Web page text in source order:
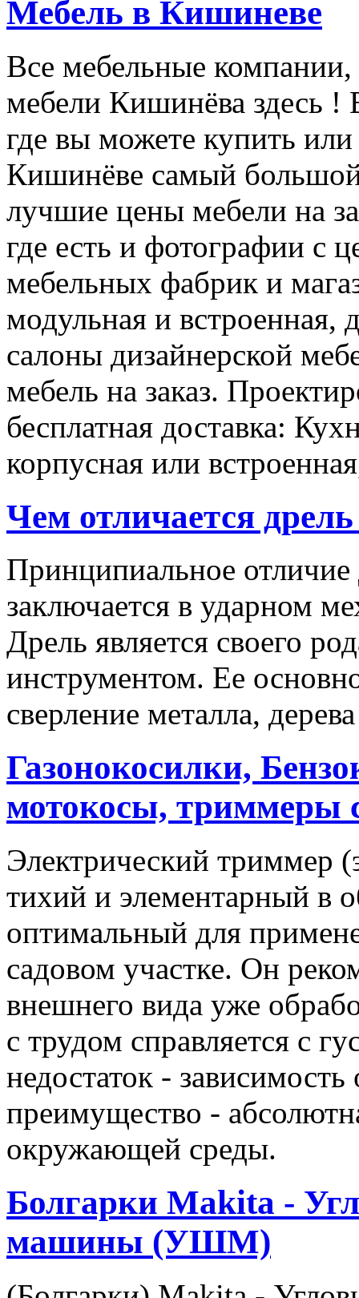
Мебель в Кишиневе
Все мебельные
мебели Кишинёва здесь
где вы можете купить или
Кишинёве самый
лучшие цены мебели на
где есть и фотографии с
мебельных фабрик и
модульная и
салоны дизайнерской
мебель на заказ.
бесплатная доставка:
корпусная или
Чем отличается
Принципиальное отличие
заключается в ударном
Дрель является своего
инструментом. Ее
сверление металла,
Газонокосилки,
мотокосы, триммеры
Электрический триммер
тихий и элементарный в
оптимальный для
садовом участке. Он
внешнего вида уже
с трудом справляется с
недостаток -
преимущество -
окружающей среды.
Болгарки Makita -
машины (УШМ)